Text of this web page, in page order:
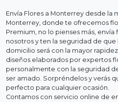
Envía Flores a Monterrey desde la
Monterrey, donde te ofrecemos
Premium, no lo pienses más,
nosotros y ten la seguridad de
domicilio será con la mayor
diseños elaborados por expertos
personalmente con la seguridad
ser amado. Sorpréndelos y verás
perfecto para cualquier ocasión.
Contamos con servicio online de